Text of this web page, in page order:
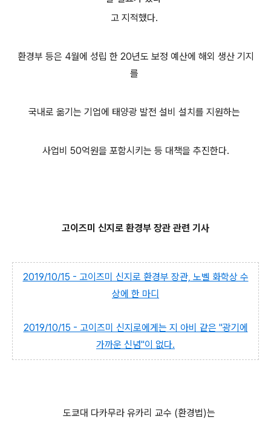
고 지적했다.
환경부 등은 4월에 성립 한 20년도 보정 예산에 해외 생산 기지
를
국내로 옮기는 기업에 태양광 발전 설비 설치를 지원하는
사업비 50억원을 포함시키는 등 대책을 추진한다.
고이즈미 신지로 환경부 장관 관련 기사
2019/10/15 - 고이즈미 신지로 환경부 장관, 노벨 화학상 수
상에 한 마디
2019/10/15 - 고이즈미 신지로에게는 지 아비 같은 "광기에
가까운 신념"이 없다.
도쿄대 다카무라 유카리 교수 (환경법)는